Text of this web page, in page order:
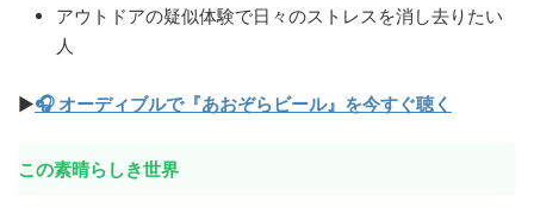
アウトドアの疑似体験で日々のストレスを消し去りたい
人
▶🎧 オーディブルで『あおぞらビール』を今すぐ聴く
この素晴らしき世界